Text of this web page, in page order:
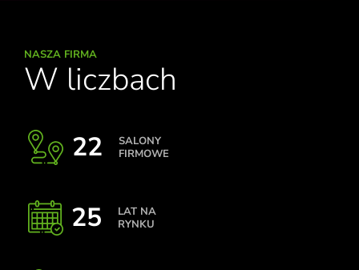
NASZA FIRMA
W liczbach
22
SALONY
FIRMOWE
25
LAT NA
RYNKU